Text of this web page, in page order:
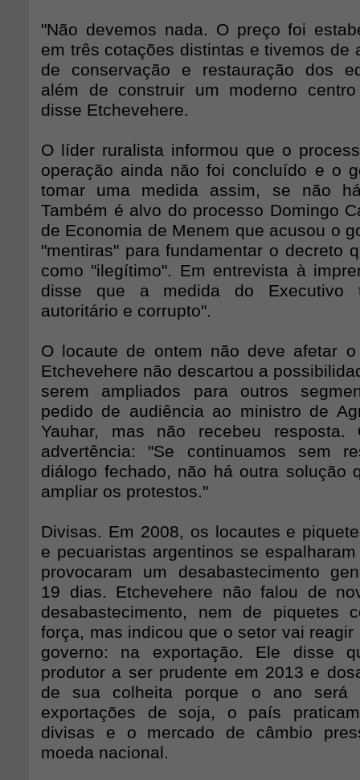
"Não devemos nada. O preço foi
em três cotações distintas e tivemos de
de conservação e restauração dos
além de construir um moderno
disse Etchevehere.
O líder ruralista informou que o
operação ainda não foi concluído e o
tomar uma medida assim, se não
Também é alvo do processo Domingo
de Economia de Menem que acusou o
"mentiras" para fundamentar o decreto
como "ilegítimo". Em entrevista à
disse que a medida do Executivo
autoritário e corrupto".
O locaute de ontem não deve afetar o
Etchevehere não descartou a
serem ampliados para outros
pedido de audiência ao ministro de
Yauhar, mas não recebeu
advertência: "Se continuamos sem
diálogo fechado, não há outra solução
ampliar os protestos."
Divisas. Em 2008, os locautes e
e pecuaristas argentinos se
provocaram um desabastecimento
19 dias. Etchevehere não falou de
desabastecimento, nem de piquetes
força, mas indicou que o setor vai
governo: na exportação. Ele disse
produtor a ser prudente em 2013 e
de sua colheita porque o ano será
exportações de soja, o país
divisas e o mercado de câmbio
moeda nacional.